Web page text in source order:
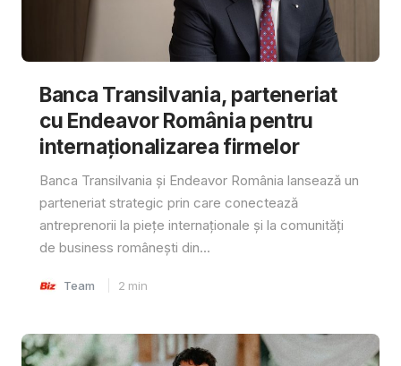
Banca Transilvania, parteneriat
cu Endeavor România pentru
internaționalizarea firmelor
Banca Transilvania și Endeavor România lansează un
parteneriat strategic prin care conectează
antreprenorii la piețe internaționale și la comunități
de business românești din...
Team 2 min